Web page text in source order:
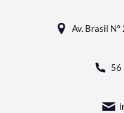
Av. Brasil
56